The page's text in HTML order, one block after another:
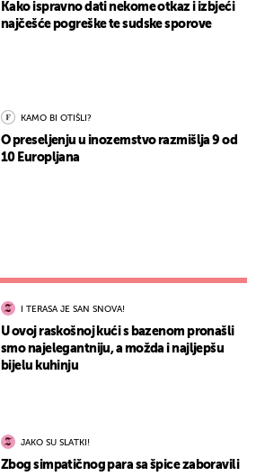
Kako ispravno dati nekome otkaz i izbjeći
najčešće pogreške te sudske sporove
KAMO BI OTIŠLI?
O preseljenju u inozemstvo razmišlja 9 od
10 Europljana
I TERASA JE SAN SNOVA!
U ovoj raskošnoj kući s bazenom pronašli
smo najelegantniju, a možda i najljepšu
bijelu kuhinju
JAKO SU SLATKI!
Zbog simpatičnog para sa špice zaboravili